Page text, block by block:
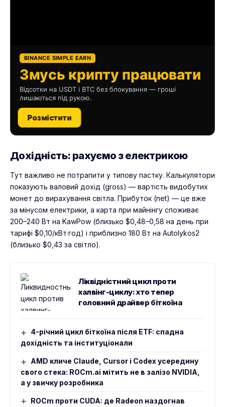
BINANCE SIMPLE EARN
Змусь крипту працювати
Відсотки на USDT і BTC без блокування — гроші
лишаються під рукою.
Розмістити
Дохідність: рахуємо з електрикою
Тут важливо не потрапити у типову пастку. Калькулятори
показують валовий дохід (gross) — вартість видобутих
монет до вирахування світла. Прибуток (net) — це вже
за мінусом електрики, а карта при майнінгу споживає
200–240 Вт на KawPow (близько $0,48–0,58 на день при
тарифі $0,10/кВт·год) і приблизно 180 Вт на Autolykos2
(близько $0,43 за світло).
Ліквідністний цикл проти
халвінг-циклу: хто тепер
головний драйвер біткоїна
4-річний цикл біткоїна після ETF: спадна
дохідність та інституціонали
AMD кличе Claude, Cursor і Codex усередину
свого стека: ROCm.ai мітить не в залізо NVIDIA,
а у звичку розробника
ROCm проти CUDA: де Radeon наздогнав